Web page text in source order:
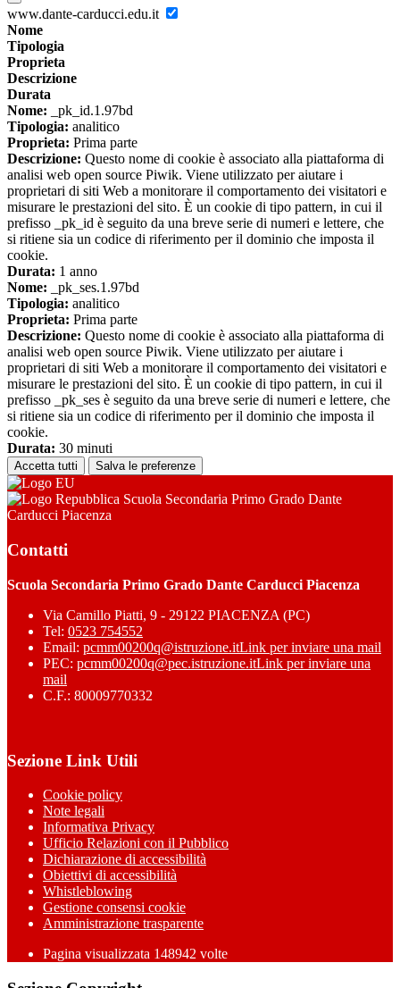
www.dante-carducci.edu.it
Nome
Tipologia
Proprieta
Descrizione
Durata
Nome: _pk_id.1.97bd
Tipologia: analitico
Proprieta: Prima parte
Descrizione: Questo nome di cookie è associato alla piattaforma di
analisi web open source Piwik. Viene utilizzato per aiutare i
proprietari di siti Web a monitorare il comportamento dei visitatori e
misurare le prestazioni del sito. È un cookie di tipo pattern, in cui il
prefisso _pk_id è seguito da una breve serie di numeri e lettere, che
si ritiene sia un codice di riferimento per il dominio che imposta il
cookie.
Durata: 1 anno
Nome: _pk_ses.1.97bd
Tipologia: analitico
Proprieta: Prima parte
Descrizione: Questo nome di cookie è associato alla piattaforma di
analisi web open source Piwik. Viene utilizzato per aiutare i
proprietari di siti Web a monitorare il comportamento dei visitatori e
misurare le prestazioni del sito. È un cookie di tipo pattern, in cui il
prefisso _pk_ses è seguito da una breve serie di numeri e lettere, che
si ritiene sia un codice di riferimento per il dominio che imposta il
cookie.
Durata: 30 minuti
Accetta tutti Salva le preferenze
Scuola Secondaria Primo Grado Dante
Carducci Piacenza
Contatti
Scuola Secondaria Primo Grado Dante Carducci Piacenza
Via Camillo Piatti, 9 - 29122 PIACENZA (PC)
Tel: 0523 754552
Email: pcmm00200q@istruzione.itLink per inviare una mail
PEC: pcmm00200q@pec.istruzione.itLink per inviare una
mail
C.F.: 80009770332
Sezione Link Utili
Cookie policy
Note legali
Informativa Privacy
Ufficio Relazioni con il Pubblico
Dichiarazione di accessibilità
Obiettivi di accessibilità
Whistleblowing
Gestione consensi cookie
Amministrazione trasparente
Pagina visualizzata 148942 volte